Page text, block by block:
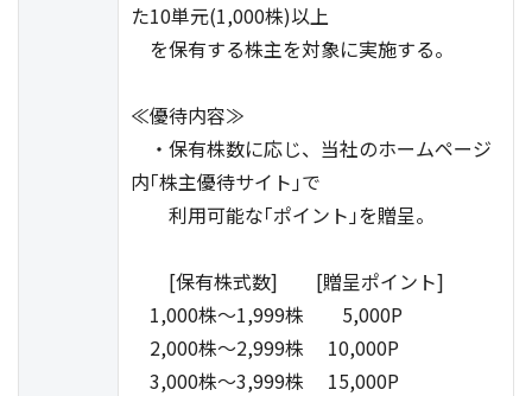
た10単元(1,000株)以上
を保有する株主を対象に実施する。
≪優待内容≫
・保有株数に応じ、当社のホームページ
内｢株主優待サイト｣で
利用可能な｢ポイント｣を贈呈。
[保有株式数] [贈呈ポイント]
1,000株～1,999株 5,000P
2,000株～2,999株 10,000P
3,000株～3,999株 15,000P